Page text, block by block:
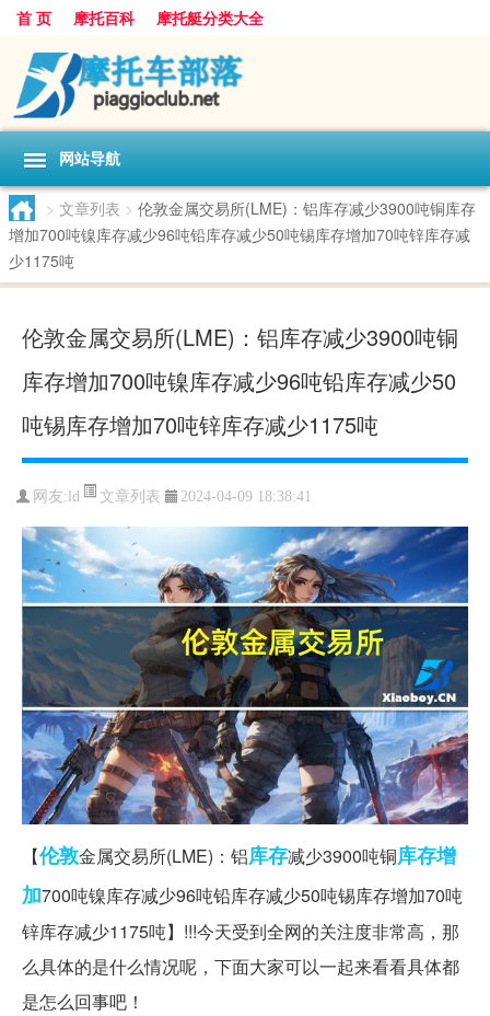
首 页 摩托百科 摩托艇分类大全
网站导航
> 文章列表 > 伦敦金属交易所(LME)：铝库存减少3900吨铜库存
增加700吨镍库存减少96吨铅库存减少50吨锡库存增加70吨锌库存减
少1175吨
伦敦金属交易所(LME)：铝库存减少3900吨铜
库存增加700吨镍库存减少96吨铅库存减少50
吨锡库存增加70吨锌库存减少1175吨
网友: ld 文章列表 2024-04-09 18:38:41
【伦敦金属交易所(LME)：铝库存减少3900吨铜库存增
加700吨镍库存减少96吨铅库存减少50吨锡库存增加70吨
锌库存减少1175吨】!!!今天受到全网的关注度非常高，那
么具体的是什么情况呢，下面大家可以一起来看看具体都
是怎么回事吧！